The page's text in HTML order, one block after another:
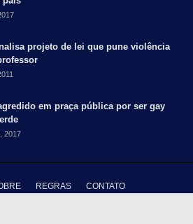
projeto de lei que pune violência
em praça pública por ser gay
2017
REGRAS CONTATO